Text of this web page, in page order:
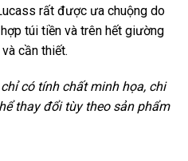
rất được ưa chuộng do
túi tiền và trên hết giường
cần thiết.
có tính chất minh họa, chi
thay đổi tùy theo sản phẩm